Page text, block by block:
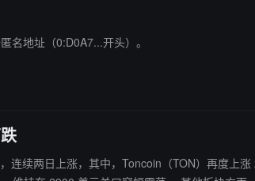
地址（0:D0A7...开头）。
连续两日上涨，其中，Toncoin（TON）再度上